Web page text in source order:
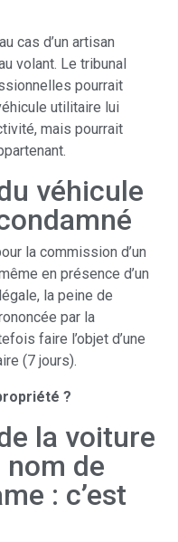
cas d’un artisan
volant. Le tribunal
pourrait
utilitaire lui
mais pourrait
véhicule
la commission d’un
en présence d’un
la peine de
par la
faire l’objet d’une
(7 jours).
?
la voiture
de
: c’est